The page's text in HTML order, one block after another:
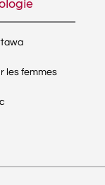
les femmes